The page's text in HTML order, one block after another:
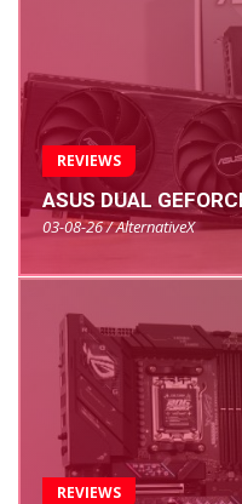
REVIEWS
ASUS DUAL
03-08-26 / AlternativeX
REVIEWS